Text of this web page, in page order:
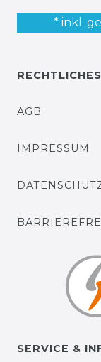
* inkl.
RECHTLICHES
AGB
IMPRESSUM
SERVICE &